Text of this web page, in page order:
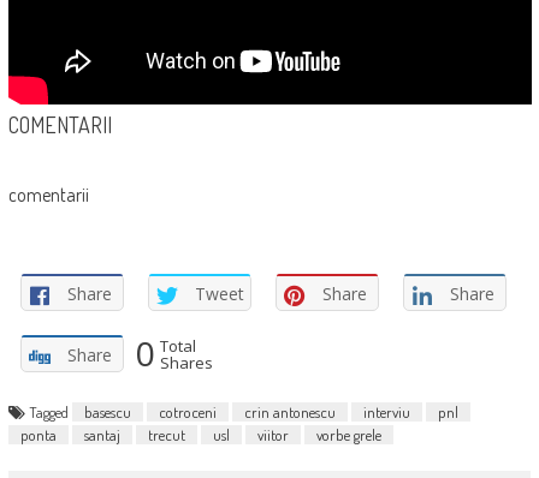
COMENTARII
comentarii
Share Tweet Share Share
Share 0 Total
Shares
Tagged basescu cotroceni crin antonescu interviu
pnl
ponta
santaj trecut usl viitor vorbe grele